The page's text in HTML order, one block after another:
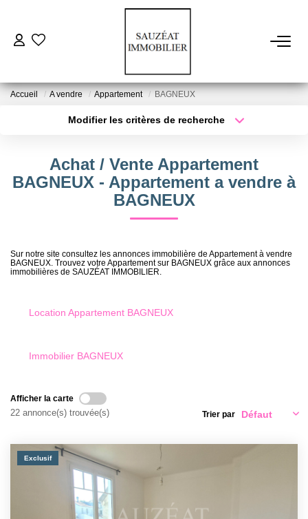
VENDRE
NOS AGENCES
Qui Sommes-Nous
Nous Rejoindre
Accueil A vendre Appartement BAGNEUX
Modifier les critères de recherche
Sélectionnez...
Type de bien
Surface min
Achat / Vente Appartement
BAGNEUX - Appartement a vendre à
BAGNEUX
Sur notre site consultez les annonces immobilière de Appartement à vendre
BAGNEUX. Trouvez votre Appartement sur BAGNEUX grâce aux annonces
immobilières de SAUZÉAT IMMOBILIER.
Location Appartement BAGNEUX
Immobilier BAGNEUX
Afficher la carte
22 annonce(s) trouvée(s) Trier par
Exclusif